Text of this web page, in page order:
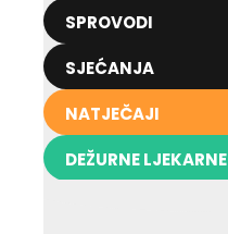
SPROVODI
SJEĆANJA
NATJEČAJI
DEŽURNE LJEKARNE